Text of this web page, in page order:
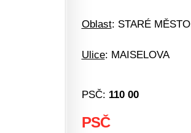
Oblast: STARÉ MĚSTO
Ulice: MAISELOVA
PSČ: 110 00
PSČ